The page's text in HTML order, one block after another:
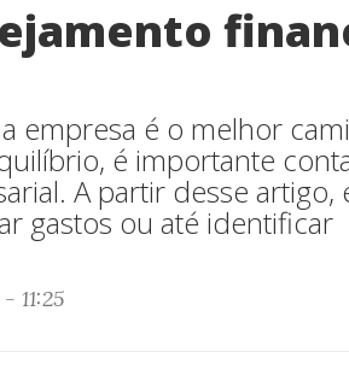
empresa é o melhor
é importante
A partir desse artigo,
gastos ou até identificar
11:25